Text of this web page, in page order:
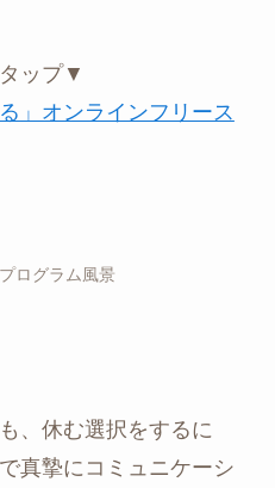
ップ▼
」オンラインフリース
ログラム風景
、休む選択をするに
真摯にコミュニケーシ